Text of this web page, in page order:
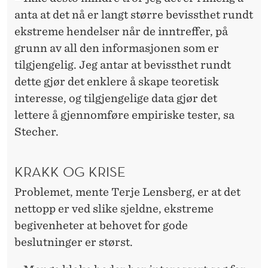
anta at det nå er langt større bevissthet rundt
ekstreme hendelser når de inntreffer, på
grunn av all den informasjonen som er
tilgjengelig. Jeg antar at bevissthet rundt
dette gjør det enklere å skape teoretisk
interesse, og tilgjengelige data gjør det
lettere å gjennomføre empiriske tester, sa
Stecher.
KRAKK OG KRISE
Problemet, mente Terje Lensberg, er at det
nettopp er ved slike sjeldne, ekstreme
begivenheter at behovet for gode
beslutninger er størst.